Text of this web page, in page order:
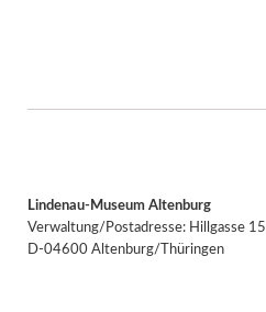
Lindenau-Museum Altenburg
Verwaltung/Postadresse: Hillgasse 15
D-04600 Altenburg/Thüringen